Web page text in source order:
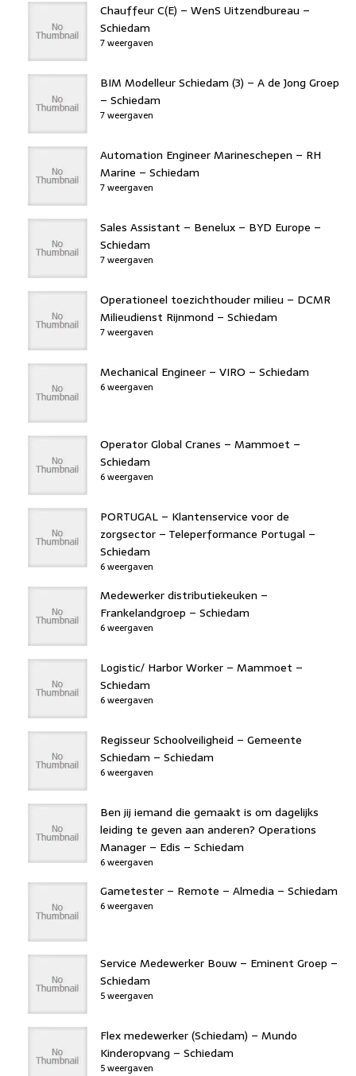
Chauffeur C(E) – WenS Uitzendbureau –
Schiedam
7 weergaven
BIM Modelleur Schiedam (3) – A de Jong Groep
– Schiedam
7 weergaven
Automation Engineer Marineschepen – RH
Marine – Schiedam
7 weergaven
Sales Assistant – Benelux – BYD Europe –
Schiedam
7 weergaven
Operationeel toezichthouder milieu – DCMR
Milieudienst Rijnmond – Schiedam
7 weergaven
Mechanical Engineer – VIRO – Schiedam
6 weergaven
Operator Global Cranes – Mammoet –
Schiedam
6 weergaven
PORTUGAL – Klantenservice voor de
zorgsector – Teleperformance Portugal –
Schiedam
6 weergaven
Medewerker distributiekeuken –
Frankelandgroep – Schiedam
6 weergaven
Logistic/ Harbor Worker – Mammoet –
Schiedam
6 weergaven
Regisseur Schoolveiligheid – Gemeente
Schiedam – Schiedam
6 weergaven
Ben jij iemand die gemaakt is om dagelijks
leiding te geven aan anderen? Operations
Manager – Edis – Schiedam
6 weergaven
Gametester – Remote – Almedia – Schiedam
6 weergaven
Service Medewerker Bouw – Eminent Groep –
Schiedam
5 weergaven
Flex medewerker (Schiedam) – Mundo
Kinderopvang – Schiedam
5 weergaven